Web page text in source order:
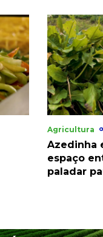
Agricultura
Azedinha
espaço
paladar